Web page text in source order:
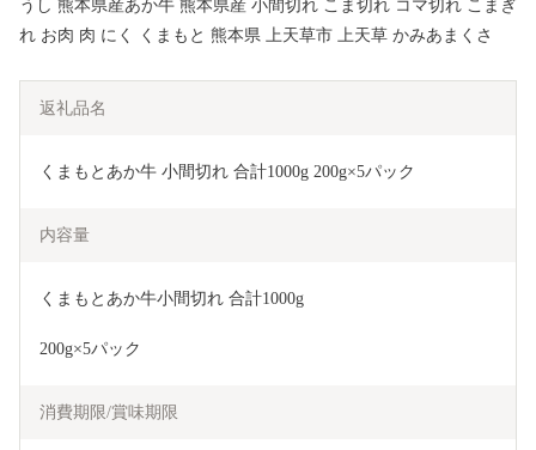
うし 熊本県産あか牛 熊本県産 小間切れ こま切れ コマ切れ こまぎ
れ お肉 肉 にく くまもと 熊本県 上天草市 上天草 かみあまくさ
返礼品名
くまもとあか牛 小間切れ 合計1000g 200g×5パック
内容量
くまもとあか牛小間切れ 合計1000g
200g×5パック
消費期限/賞味期限